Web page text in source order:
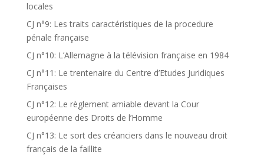
locales
CJ n°9: Les traits caractéristiques de la procedure
pénale française
CJ n°10: L’Allemagne à la télévision française en 1984
CJ n°11: Le trentenaire du Centre d’Etudes Juridiques
Françaises
CJ n°12: Le règlement amiable devant la Cour
européenne des Droits de l’Homme
CJ n°13: Le sort des créanciers dans le nouveau droit
français de la faillite